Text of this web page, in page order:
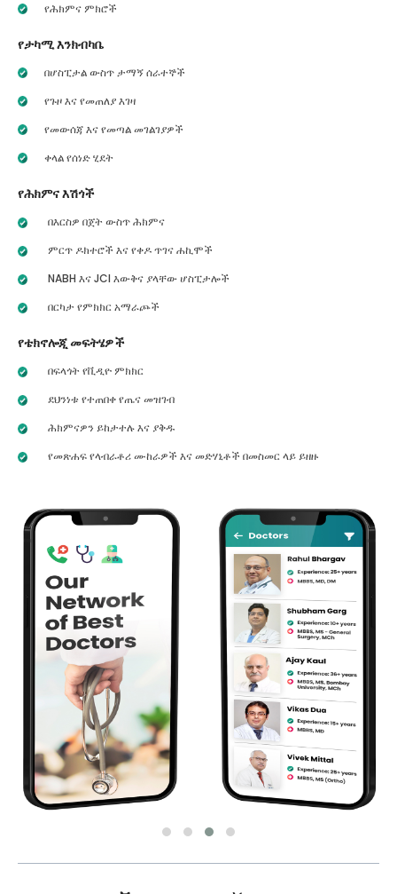
የሕክምና ምክሮች
የታካሚ እንክብካቤ
በሆስፒታል ውስጥ ታማኝ ሰራተኞች
የጉዞ እና የመጠለያ እገዛ
የመውሰጃ እና የመጣል መገልገያዎች
ቀላል የሰነድ ሂደት
የሕክምና እሽጎች
በእርስዎ በጀት ውስጥ ሕክምና
ምርጥ ዶክተሮች እና የቀዶ ጥገና ሐኪሞች
NABH እና JCI እውቅና ያላቸው ሆስፒታሎች
በርካታ የምክክር አማራጮች
የቴክኖሎጂ መፍትሄዎች
በፍላጎት የቪዲዮ ምክክር
ደህንነቱ የተጠበቀ የጤና መዝገብ
ሕክምናዎን ይከታተሉ እና ያቅዱ
የመጽሐፍ የላብራቶሪ ሙከራዎች እና መድሃኒቶች በመስመር ላይ ይዘዙ